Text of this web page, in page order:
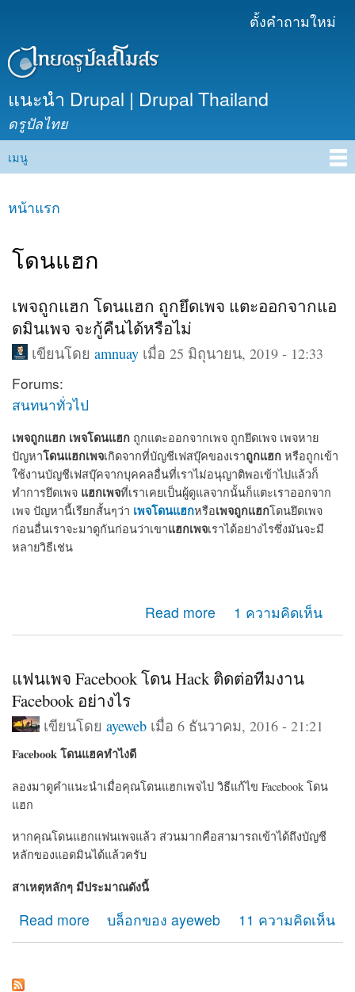
เนื้อหา
ตั้งคำถามใหม่
แนะนำ Drupal | Drupal Thailand
ดรูปัลไทย
Main menu
เมนู
คุณอยู่ที่นี่
หน้าแรก
โดนแฮก
เพจถูกแฮก โดนแฮก ถูกยึดเพจ แตะออกจากแอ
ดมินเพจ จะกู้คืนได้หรือไม่
เขียนโดย amnuay เมื่อ 25 มิถุนายน, 2019 - 12:33
Forums:
สนทนาทั่วไป
เพจถูกแฮก เพจโดนแฮก ถูกแตะออกจากเพจ ถูกยึดเพจ เพจหาย
ปัญหาโดนแฮกเพจเกิดจากที่บัญชีเฟสบุ๊คของเราถูกแฮก หรือถูกเข้า
ใช้งานบัญชีเฟสบุ๊คจากบุคคลอื่นที่เราไม่อนุญาติพอเข้าไปแล้วก็
ทำการยึดเพจ แฮกเพจที่เราเคยเป็นผู้ดูแลจากนั้นก็แตะเราออกจาก
เพจ ปัญหานี้เรียกสั้นๆว่า เพจโดนแฮกหรือเพจถูกแฮกโดนยึดเพจ
ก่อนอื่นเราจะมาดูกันก่อนว่าเขาแฮกเพจเราได้อย่างไรซึ่งมันจะมี
หลายวิธีเช่น
Read more
about เพจถูกแฮก โดนแฮก ถูกยึดเพจ แตะออกจากแอดมิน
เพจ จะกู้คืนได้หรือไม่
1 ความคิดเห็น
แฟนเพจ Facebook โดน Hack ติดต่อทีมงาน
Facebook อย่างไร
เขียนโดยayeweb เมื่อ 6 ธันวาคม, 2016 - 21:21
Facebook โดนแฮคทำไงดี
ลองมาดูคำแนะนำเมื่อคุณโดนแฮกเพจไป วิธีแก้ไข Facebook โดน
แฮก
หากคุณโดนแฮกแฟนเพจแล้ว ส่วนมากคือสามารถเข้าได้ถึงบัญชี
หลักของแอดมินได้แล้วครับ
สาเหตุหลักๆ มีประมาณดังนี้
Read more
about แฟนเพจ Facebook โดน Hack ติดต่อทีมงาน
Facebook อย่างไร
บล็อกของ ayeweb 11 ความคิดเห็น